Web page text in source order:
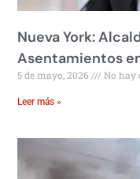
Nueva York:
Asentamientos
5 de mayo, 2026 No hay
Leer más »